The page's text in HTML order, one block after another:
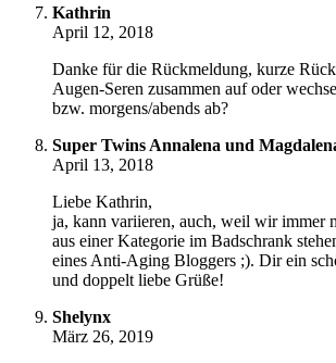
Kathrin
April 12, 2018
Danke für die Rückmeldung, kurze
Augen-Seren zusammen auf oder
bzw. morgens/abends ab?
Super Twins Annalena und
April 13, 2018
Liebe Kathrin,
ja, kann variieren, auch, weil wir immer
aus einer Kategorie im Badschrank
eines Anti-Aging Bloggers ;). Dir ein
und doppelt liebe Grüße!
Shelynx
März 26, 2019